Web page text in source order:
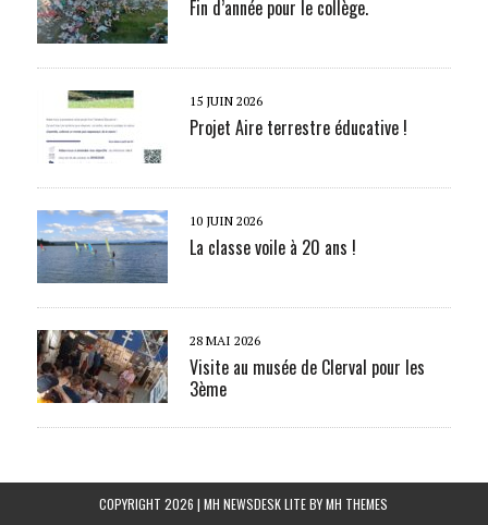
Fin d’année pour le collège.
15 JUIN 2026
Projet Aire terrestre éducative !
10 JUIN 2026
La classe voile à 20 ans !
28 MAI 2026
Visite au musée de Clerval pour les
3ème
COPYRIGHT 2026 | MH NEWSDESK LITE BYMH THEMES